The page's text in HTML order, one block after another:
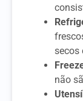
secos
não